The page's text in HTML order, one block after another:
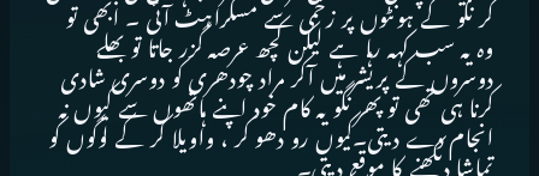
کر نگو کے ہونٹوں پر زخمی سے مسکراہٹ آئی ۔ ابھی تو
وہ یہ سب کہہ رہا ہے لیکن کچھ عرصہ گزر جاتا تو بھلے
دوسروں کے پریشر میں آکر مراد چودھری کو دوسری شادی
کرنا ہی تھی تو پھر نگو یہ کام خود اپنے ہاتھوں سے کیوں نہ
انجام دے دیتی۔کیوں رو دھو کر ، واویلا کر کے لوگوں کو
تماشا دیکھنے کا موقع دیتی۔